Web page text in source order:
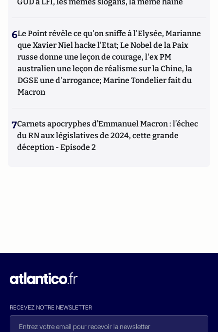
6Le Point révèle ce qu'on sniffe à l'Elysée, Marianne
que Xavier Niel hacke l'Etat; Le Nobel de la Paix
russe donne une leçon de courage, l'ex PM
australien une leçon de réalisme sur la Chine, la
DGSE une d'arrogance; Marine Tondelier fait du
Macron
7Carnets apocryphes d’Emmanuel Macron : l’échec
du RN aux législatives de 2024, cette grande
déception - Episode 2
RECEVEZ NOTRE NEWSLETTER